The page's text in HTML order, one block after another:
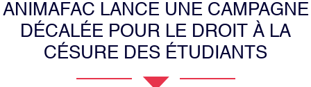
ANIMAFAC LANCE UNE CAMPAGNE
DÉCALÉE POUR LE DROIT À LA
CÉSURE DES ÉTUDIANTS